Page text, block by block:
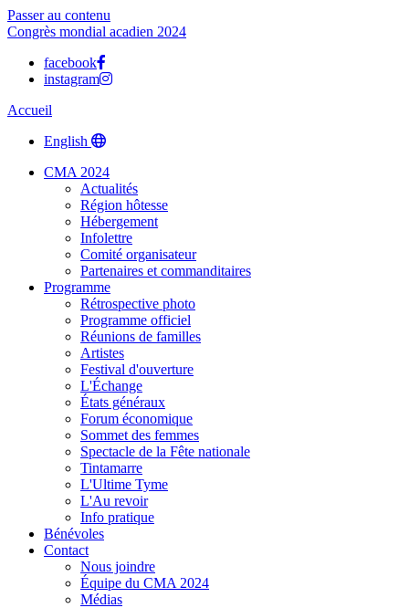
Passer au contenu
Congrès mondial acadien 2024
facebook
instagram
Accueil
English
CMA 2024
Actualités
Région hôtesse
Hébergement
Infolettre
Comité organisateur
Partenaires et commanditaires
Programme
Rétrospective photo
Programme officiel
Réunions de familles
Artistes
Festival d'ouverture
L'Échange
États généraux
Forum économique
Sommet des femmes
Spectacle de la Fête nationale
Tintamarre
L'Ultime Tyme
L'Au revoir
Info pratique
Bénévoles
Contact
Nous joindre
Équipe du CMA 2024
Médias